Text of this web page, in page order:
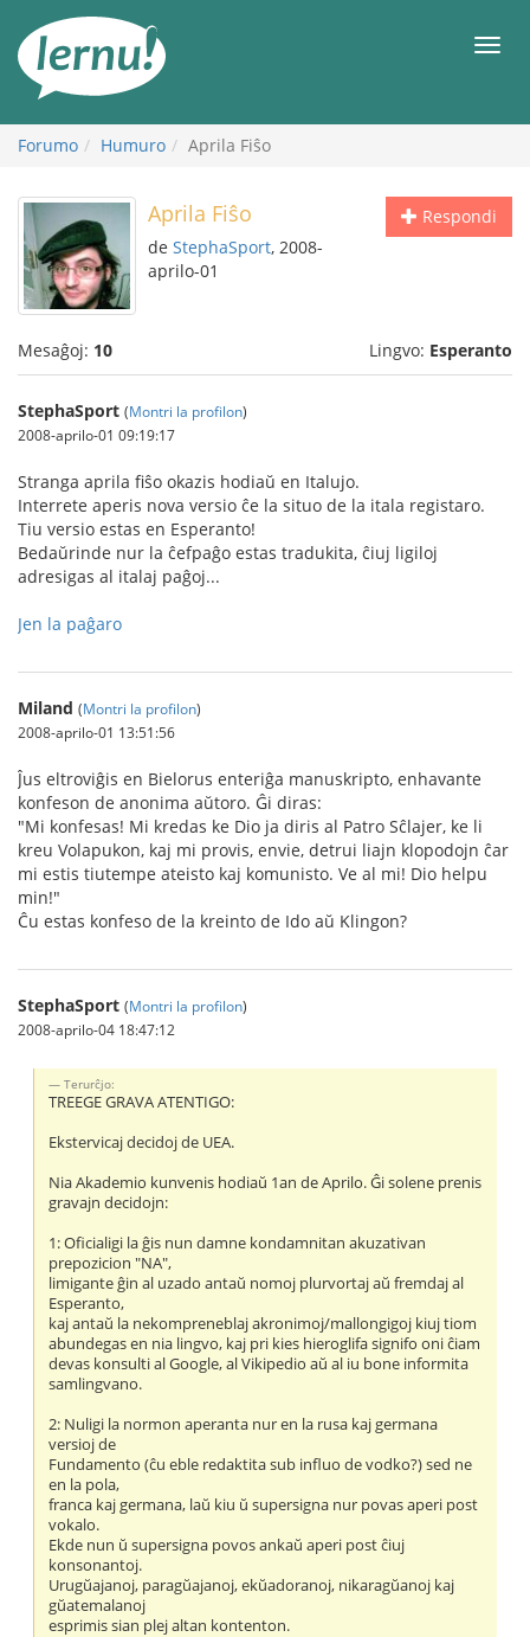
enhavo
Forumo Humuro Aprila Fiŝo
Respondi
Aprila Fiŝo
de StephaSport, 2008-
aprilo-01
Mesaĝoj: 10 Lingvo: Esperanto
StephaSport (Montri la profilon)
2008-aprilo-01 09:19:17
Stranga aprila fiŝo okazis hodiaŭ en Italujo.
Interrete aperis nova versio ĉe la situo de la itala registaro.
Tiu versio estas en Esperanto!
Bedaŭrinde nur la ĉefpaĝo estas tradukita, ĉiuj ligiloj
adresigas al italaj paĝoj...
Jen la paĝaro
Miland (Montri la profilon)
2008-aprilo-01 13:51:56
Ĵus eltroviĝis en Bielorus enteriĝa manuskripto, enhavante
konfeson de anonima aŭtoro. Ĝi diras:
"Mi konfesas! Mi kredas ke Dio ja diris al Patro Sĉlajer, ke li
kreu Volapukon, kaj mi provis, envie, detrui liajn klopodojn ĉar
mi estis tiutempe ateisto kaj komunisto. Ve al mi! Dio helpu
min!"
Ĉu estas konfeso de la kreinto de Ido aŭ Klingon?
StephaSport (Montri la profilon)
2008-aprilo-04 18:47:12
Terurĉjo:
TREEGE GRAVA ATENTIGO:
Ekstervicaj decidoj de UEA.
Nia Akademio kunvenis hodiaŭ 1an de Aprilo. Ĝi solene prenis
gravajn decidojn:
1: Oficialigi la ĝis nun damne kondamnitan akuzativan
prepozicion "NA",
limigante ĝin al uzado antaŭ nomoj plurvortaj aŭ fremdaj al
Esperanto,
kaj antaŭ la nekompreneblaj akronimoj/mallongigoj kiuj tiom
abundegas en nia lingvo, kaj pri kies hieroglifa signifo oni ĉiam
devas konsulti al Google, al Vikipedio aŭ al iu bone informita
samlingvano.
2: Nuligi la normon aperanta nur en la rusa kaj germana
versioj de
Fundamento (ĉu eble redaktita sub influo de vodko?) sed ne
en la pola,
franca kaj germana, laŭ kiu ŭ supersigna nur povas aperi post
vokalo.
Ekde nun ŭ supersigna povos ankaŭ aperi post ĉiuj
konsonantoj.
Urugŭajanoj, paragŭajanoj, ekŭadoranoj, nikaragŭanoj kaj
gŭatemalanoj
esprimis sian plej altan kontenton.